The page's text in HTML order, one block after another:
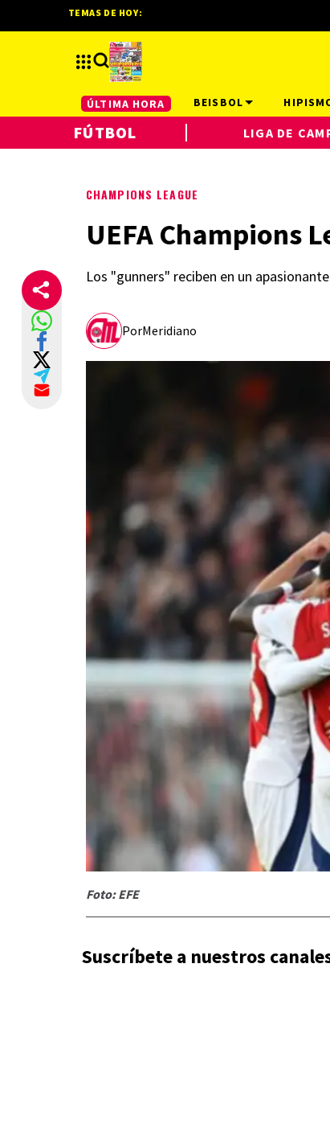
CHAMPIONS LEAGUE
UEFA Champions
Los "gunners" reciben en un
PorMeridiano
Foto: EFE
Suscríbete a nuestros
TEMAS DE HOY:
ÚLTIMA HORA BEISBOL
FÚTBOL LIGA DE